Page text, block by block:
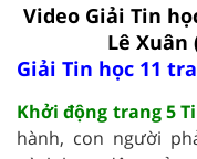
Video Giải Tin
Lê Xuân
Giải Tin học 11
Khởi động trang 5
hành, con người